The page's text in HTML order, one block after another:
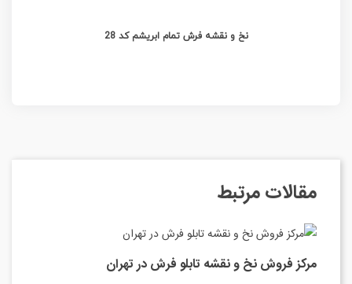
نخ و نقشه فرش تمام ابریشم کد 28
مقالات مرتبط
مرکز فروش نخ و نقشه تابلو فرش در تهران